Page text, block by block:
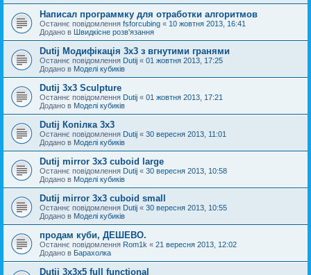
Написал программку для отработки алгоритмов
Останнє повідомлення fsforcubing « 10 жовтня 2013, 16:41
Додано в Швидкісне розв'язання
Dutij Модифікація 3х3 з вгнутими гранями
Останнє повідомлення Dutij « 01 жовтня 2013, 17:25
Додано в Моделі кубиків
Dutij 3x3 Sculpture
Останнє повідомлення Dutij « 01 жовтня 2013, 17:21
Додано в Моделі кубиків
Dutij Копілка 3х3
Останнє повідомлення Dutij « 30 вересня 2013, 11:01
Додано в Моделі кубиків
Dutij mirror 3x3 cuboid large
Останнє повідомлення Dutij « 30 вересня 2013, 10:58
Додано в Моделі кубиків
Dutij mirror 3х3 cuboid small
Останнє повідомлення Dutij « 30 вересня 2013, 10:55
Додано в Моделі кубиків
продам куби, ДЕШЕВО.
Останнє повідомлення Rom1k « 21 вересня 2013, 12:02
Додано в Барахолка
Dutij 3х3х5 full functional